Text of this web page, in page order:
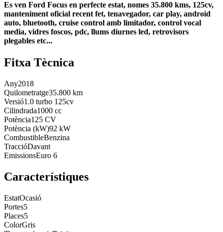
Es ven Ford Focus en perfecte estat, nomes 35.800 kms, 125cv,
manteniment oficial recent fet, tenavegador, car play, android
auto, bluetooth, cruise control amb limitador, control vocal
media, vidres foscos, pdc, llums diurnes led, retrovisors
plegables etc...
Fitxa Tècnica
Any2018
Quilometratge35.800 km
Versió1.0 turbo 125cv
Cilindrada1000 cc
Potència125 CV
Potència (kW)92 kW
CombustibleBenzina
TraccióDavant
EmissionsEuro 6
Característiques
EstatOcasió
Portes5
Places5
ColorGris